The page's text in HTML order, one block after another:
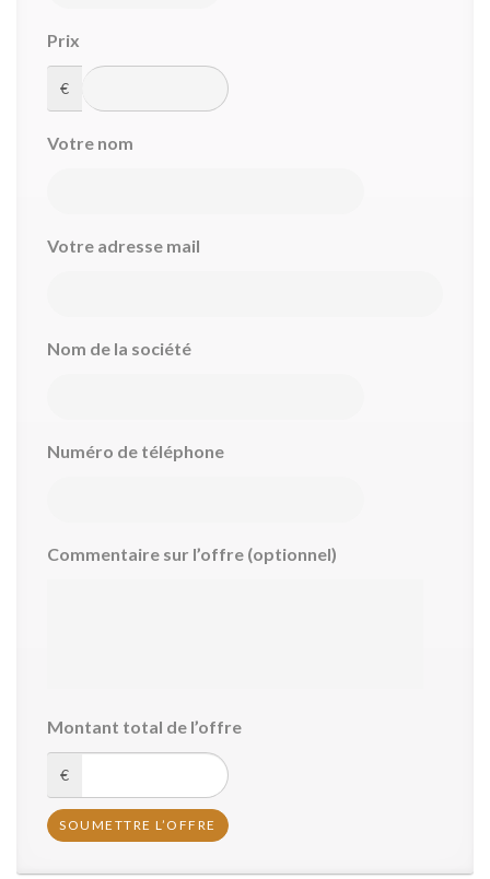
Prix
€
Votre nom
Votre adresse mail
Nom de la société
Numéro de téléphone
Commentaire sur l’offre (optionnel)
Montant total de l’offre
€